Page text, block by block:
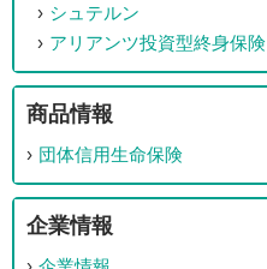
シュテルン
アリアンツ投資型終身保険
商品情報
団体信用生命保険
企業情報